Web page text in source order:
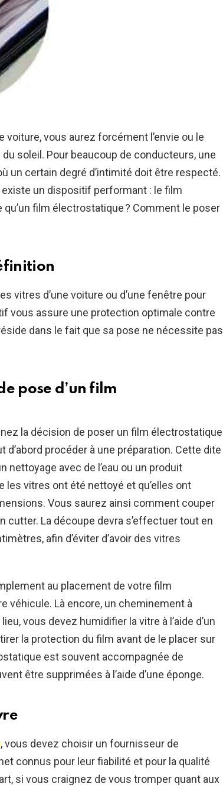
vous aurez forcément l’envie ou le
soleil. Pour beaucoup de conducteurs, une
un certain degré d’intimité doit être respecté.
un dispositif performant : le film
film électrostatique ? Comment le poser
vitres d’une voiture ou d’une fenêtre pour
vous assure une protection optimale contre
dans le fait que sa pose ne nécessite pas
pose d’un film
la décision de poser un film électrostatique
procéder à une préparation. Cette dite
nettoyage avec de l’eau ou un produit
vitres ont été nettoyé et qu’elles ont
Vous saurez ainsi comment couper
cutter. La découpe devra s’effectuer tout en
afin d’éviter d’avoir des vitres
au placement de votre film
véhicule. Là encore, un cheminement à
vous devez humidifier la vitre à l’aide d’un
la protection du film avant de le placer sur
est souvent accompagnée de
être supprimées à l’aide d’une éponge.
, vous devez choisir un fournisseur de
connus pour leur fiabilité et pour la qualité
si vous craignez de vous tromper quant aux